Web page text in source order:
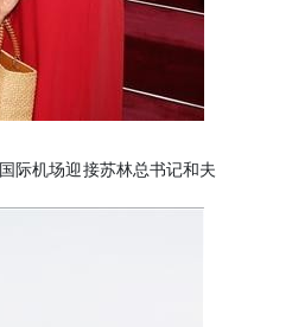
际机场迎接苏林总书记和夫